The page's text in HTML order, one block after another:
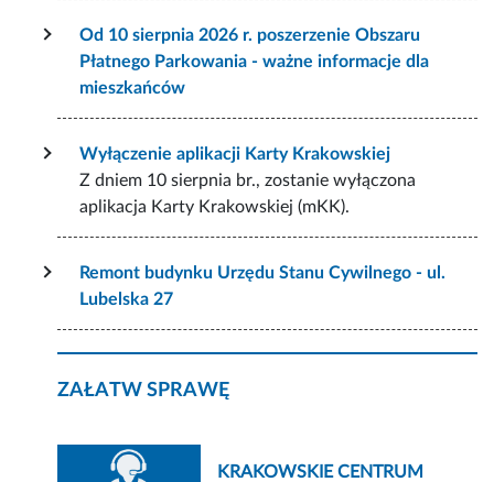
Od 10 sierpnia 2026 r. poszerzenie Obszaru
Płatnego Parkowania - ważne informacje dla
mieszkańców
Wyłączenie aplikacji Karty Krakowskiej
Z dniem 10 sierpnia br., zostanie wyłączona
aplikacja Karty Krakowskiej (mKK).
Remont budynku Urzędu Stanu Cywilnego - ul.
Lubelska 27
ZAŁATW SPRAWĘ
KRAKOWSKIE CENTRUM